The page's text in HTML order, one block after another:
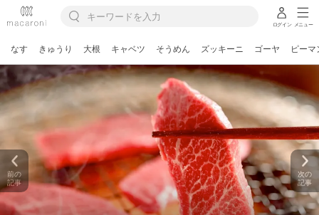
ログイン メニュー
なす きゅうり 大根 キャベツ そうめん ズッキーニ ゴーヤ ピーマ
前の
記事
次の
記事